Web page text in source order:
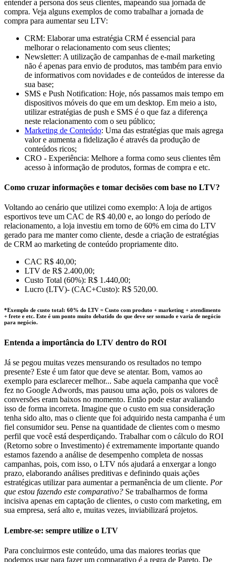
entender a persona dos seus clientes, mapeando sua jornada de
compra. Veja alguns exemplos de como trabalhar a jornada de
compra para aumentar seu LTV:
CRM: Elaborar uma estratégia CRM é essencial para
melhorar o relacionamento com seus clientes;
Newsletter: A utilização de campanhas de e-mail marketing
não é apenas para envio de produtos, mas também para envio
de informativos com novidades e de conteúdos de interesse da
sua base;
SMS e Push Notification: Hoje, nós passamos mais tempo em
dispositivos móveis do que em um desktop. Em meio a isto,
utilizar estratégias de push e SMS é o que faz a diferença
neste relacionamento com o seu público;
Marketing de Conteúdo: Uma das estratégias que mais agrega
valor e aumenta a fidelização é através da produção de
conteúdos ricos;
CRO - Experiência: Melhore a forma como seus clientes têm
acesso à informação de produtos, formas de compra e etc.
Como cruzar informações e tomar decisões com base no LTV?
Voltando ao cenário que utilizei como exemplo: A loja de artigos
esportivos teve um CAC de R$ 40,00 e, ao longo do período de
relacionamento, a loja investiu em torno de 60% em cima do LTV
gerado para me manter como cliente, desde a criação de estratégias
de CRM ao marketing de conteúdo propriamente dito.
CAC R$ 40,00;
LTV de R$ 2.400,00;
Custo Total (60%): R$ 1.440,00;
Lucro (LTV)- (CAC+Custo): R$ 520,00.
*Exemplo de custo total: 60% do LTV = Custo com produto + marketing + atendimento
+ frete e etc. Este é um ponto muito debatido do que deve ser somado e varia de negócio
para negócio.
Entenda a importância do LTV dentro do ROI
Já se pegou muitas vezes mensurando os resultados no tempo
presente? Este é um fator que deve se atentar. Bom, vamos ao
exemplo para esclarecer melhor... Sabe aquela campanha que você
fez no Google Adwords, mas pausou uma ação, pois os valores de
conversões eram baixos no momento. Então pode estar avaliando
isso de forma incorreta. Imagine que o custo em sua consideração
tenha sido alto, mas o cliente que foi adquirido nesta campanha é um
fiel consumidor seu. Pense na quantidade de clientes com o mesmo
perfil que você está desperdiçando. Trabalhar com o cálculo do ROI
(Retorno sobre o Investimento) é extremamente importante quando
estamos fazendo a análise de desempenho completa de nossas
campanhas, pois, com isso, o LTV nós ajudará a enxergar a longo
prazo, elaborando análises preditivas e definindo quais ações
estratégicas utilizar para aumentar a permanência de um cliente. Por
que estou fazendo este comparativo? Se trabalharmos de forma
incisiva apenas em captação de clientes, o custo com marketing, em
sua empresa, será alto e, muitas vezes, inviabilizará projetos.
Lembre-se: sempre utilize o LTV
Para concluirmos este conteúdo, uma das maiores teorias que
podemos usar para fazer um comparativo é a regra de Pareto. De